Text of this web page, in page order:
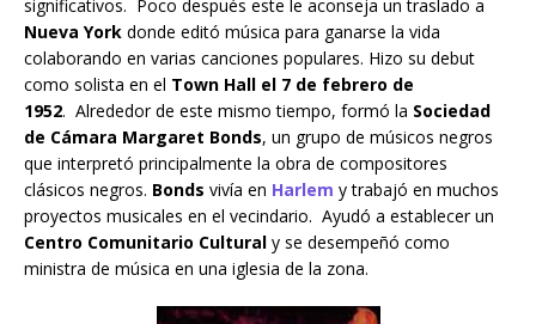
significativos. Poco después este le aconseja un traslado a
Nueva York donde editó música para ganarse la vida
colaborando ​​en varias canciones populares. Hizo su debut
como solista en el Town Hall el 7 de febrero de
1952. Alrededor de este mismo tiempo, formó la Sociedad
de Cámara Margaret Bonds, un grupo de músicos negros
que interpretó principalmente la obra de compositores
clásicos negros. Bonds vivía en Harlem y trabajó en muchos
proyectos musicales en el vecindario. Ayudó a establecer un
Centro Comunitario Cultural y se desempeñó como
ministra de música en una iglesia de la zona.